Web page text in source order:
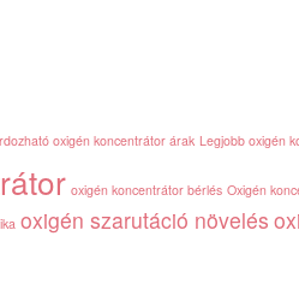
oxigén koncentrátor árak Legjobb oxigén
oxigén koncentrátor bérlés Oxigén
oxigén szarutáció növelés